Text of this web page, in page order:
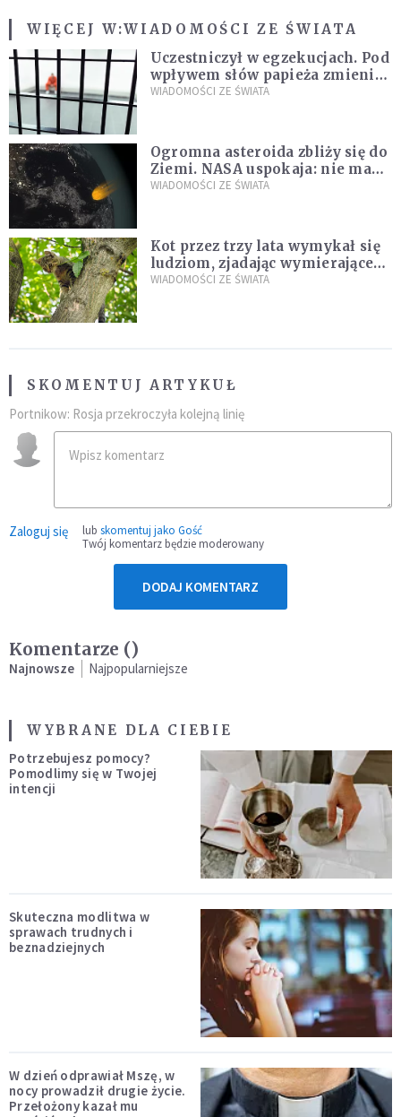
WIĘCEJ W:WIADOMOŚCI ZE ŚWIATA
Uczestniczył w egzekucjach. Pod
wpływem słów papieża zmienił
zdanie
WIADOMOŚCI ZE ŚWIATA
Ogromna asteroida zbliży się do
Ziemi. NASA uspokaja: nie ma
zagrożenia
WIADOMOŚCI ZE ŚWIATA
Kot przez trzy lata wymykał się
ludziom, zjadając wymierające
kaczki. W końcu popełnił
WIADOMOŚCI ZE ŚWIATA
SKOMENTUJ ARTYKUŁ
Portnikow: Rosja przekroczyła kolejną linię
Zaloguj się lub skomentuj jako Gość
Twój komentarz będzie moderowany
DODAJ KOMENTARZ
Komentarze ()
Najnowsze Najpopularniejsze
WYBRANE DLA CIEBIE
Potrzebujesz pomocy?
Pomodlimy się w Twojej
intencji
Skuteczna modlitwa w
sprawach trudnych i
beznadziejnych
W dzień odprawiał Mszę, w
nocy prowadził drugie życie.
Przełożony kazał mu